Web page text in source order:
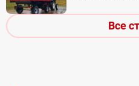
Все